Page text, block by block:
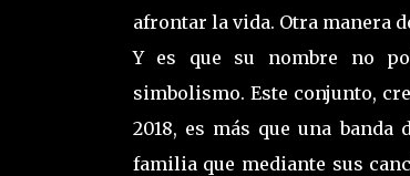
afrontar la vida. Otra manera
Y es que su nombre no
simbolismo. Este conjunto,
2018, es más que una banda
familia que mediante sus